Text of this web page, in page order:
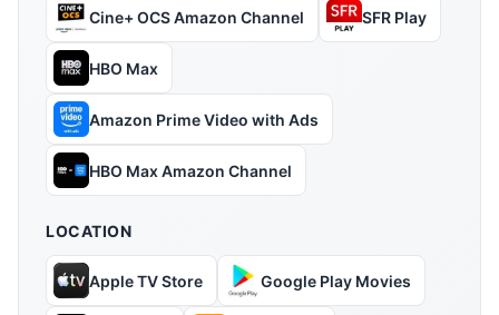
Cine+ OCS Amazon Channel SFR Play
HBO Max
Amazon Prime Video with Ads
HBO Max Amazon Channel
LOCATION
Apple TV Store Google Play Movies